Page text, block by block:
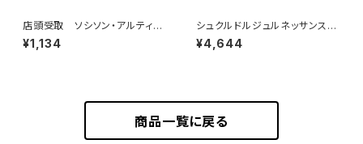
店頭受取 ソシソン・アルティナ
ザル 50g ＜メゾン・ラボリー
＞(フランス・オーヴェルニュ)
¥1,134
シュクルドルジュルネッサンス
160g（フランス・モレ）
¥4,644
商品一覧に戻る